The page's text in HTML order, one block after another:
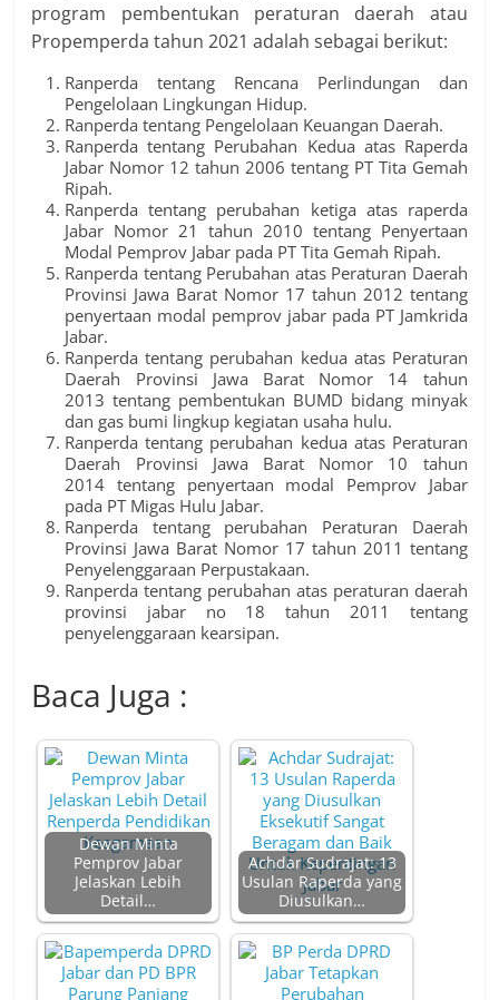
program pembentukan peraturan daerah atau
Propemperda tahun 2021 adalah sebagai berikut:
Ranperda tentang Rencana Perlindungan dan
Pengelolaan Lingkungan Hidup.
Ranperda tentang Pengelolaan Keuangan Daerah.
Ranperda tentang Perubahan Kedua atas Raperda
Jabar Nomor 12 tahun 2006 tentang PT Tita Gemah
Ripah.
Ranperda tentang perubahan ketiga atas raperda
Jabar Nomor 21 tahun 2010 tentang Penyertaan
Modal Pemprov Jabar pada PT Tita Gemah Ripah.
Ranperda tentang Perubahan atas Peraturan Daerah
Provinsi Jawa Barat Nomor 17 tahun 2012 tentang
penyertaan modal pemprov jabar pada PT Jamkrida
Jabar.
Ranperda tentang perubahan kedua atas Peraturan
Daerah Provinsi Jawa Barat Nomor 14 tahun
2013 tentang pembentukan BUMD bidang minyak
dan gas bumi lingkup kegiatan usaha hulu.
Ranperda tentang perubahan kedua atas Peraturan
Daerah Provinsi Jawa Barat Nomor 10 tahun
2014 tentang penyertaan modal Pemprov Jabar
pada PT Migas Hulu Jabar.
Ranperda tentang perubahan Peraturan Daerah
Provinsi Jawa Barat Nomor 17 tahun 2011 tentang
Penyelenggaraan Perpustakaan.
Ranperda tentang perubahan atas peraturan daerah
provinsi jabar no 18 tahun 2011 tentang
penyelenggaraan kearsipan.
Baca Juga :
Dewan Minta
Pemprov Jabar
Jelaskan Lebih
Detail…
Achdar Sudrajat: 13
Usulan Raperda yang
Diusulkan…